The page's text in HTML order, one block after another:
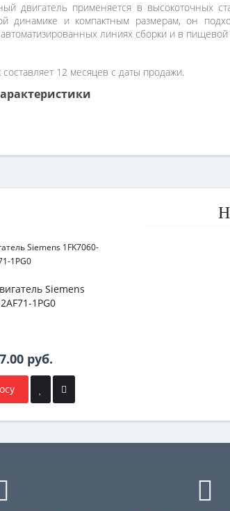
двигатель применяется в высокоточных
динамике и компактным размерам, он
автоматизированных линиях сборки и в
12 месяцев с даты продажи.
Siemens
1PG0
руб.